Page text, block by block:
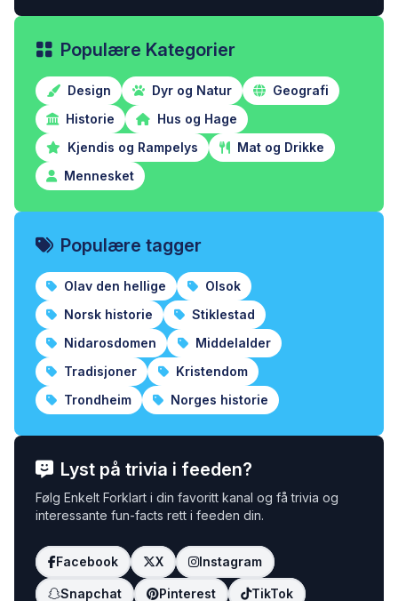
Populære Kategorier
Design Dyr og Natur
Geografi
Historie
Hus og Hage
Kjendis og Rampelys
Mat og Drikke
Mennesket
Populære tagger
Olav den hellige
Olsok
Norsk historie
Stiklestad
Nidarosdomen
Middelalder
Tradisjoner
Kristendom
Trondheim
Norges historie
Lyst på trivia i feeden?
Følg Enkelt Forklart i din favoritt kanal og få trivia og
interessante fun-facts rett i feeden din.
Facebook X Instagram
Snapchat Pinterest TikTok